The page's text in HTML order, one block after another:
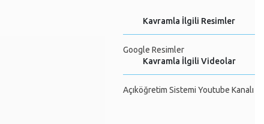
Kavramla İlgili Resimler
Google Resimler
Kavramla İlgili Videolar
Açıköğretim Sistemi Youtube Kanalı